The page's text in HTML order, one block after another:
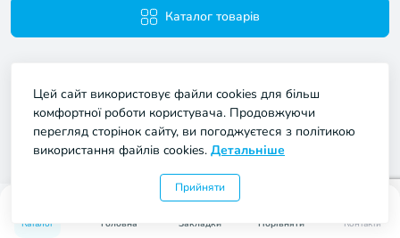
Каталог Головна Закладки
0
Порівняти Контакти
Каталог товарів
Мій Проект © 2026
Цей сайт використовує файли cookies для більш
комфортної роботи користувача. Продовжуючи
перегляд сторінок сайту, ви погоджуєтеся з політикою
використання файлів cookies. Детальніше
Прийняти